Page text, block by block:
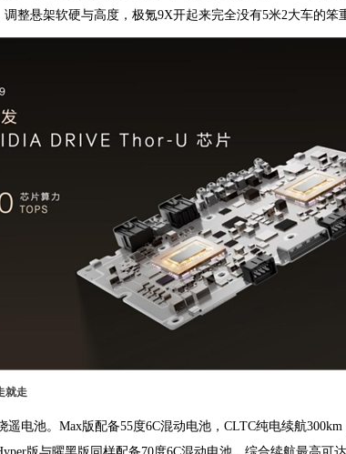
整悬架软硬与高度，极氪9X开起来完全没有5米2大车的笨
就走
遥电池。Max版配备55度6C混动电池，CLTC纯电续航